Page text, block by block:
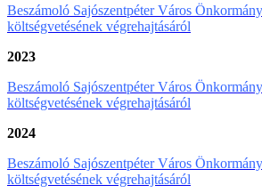
Beszámoló Sajószentpéter Város
költségvetésének végrehajtásáról
2023
Beszámoló Sajószentpéter Város
költségvetésének végrehajtásáról
2024
Beszámoló Sajószentpéter Város
költségvetésének végrehajtásáról